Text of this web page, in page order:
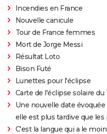
Incendies en France
Nouvelle canicule
Tour de France femmes
Mort de Jorge Messi
Résultat Loto
Bison Futé
Lunettes pour l'éclipse
Carte de l'éclipse solaire du
Une nouvelle date
elle est plus tardive que les
C'est la langue qui a le